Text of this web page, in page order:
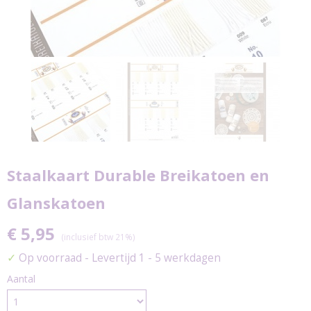
Staalkaart Durable Breikatoen en
Glanskatoen
€ 5,95 (inclusief btw 21%)
✓ Op voorraad - Levertijd 1 - 5 werkdagen
Aantal